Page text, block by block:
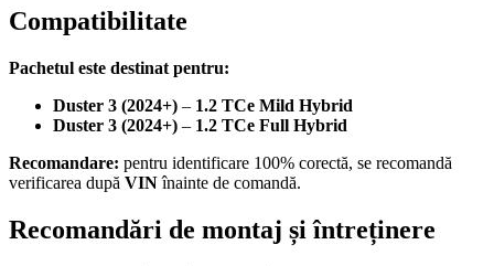
Compatibilitate
Pachetul este destinat pentru:
Duster 3 (2024+) – 1.2 TCe Mild Hybrid
Duster 3 (2024+) – 1.2 TCe Full Hybrid
Recomandare: pentru identificare 100% corectă, se recomandă
verificarea după VINînainte de comandă.
Recomandări de montaj și întreținere